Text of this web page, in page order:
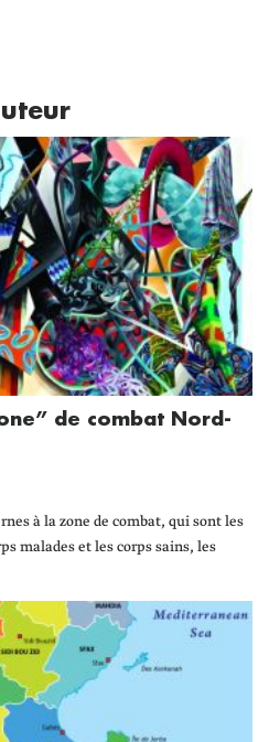
de combat Nord-
à la zone de combat, qui sont les
malades et les corps sains, les